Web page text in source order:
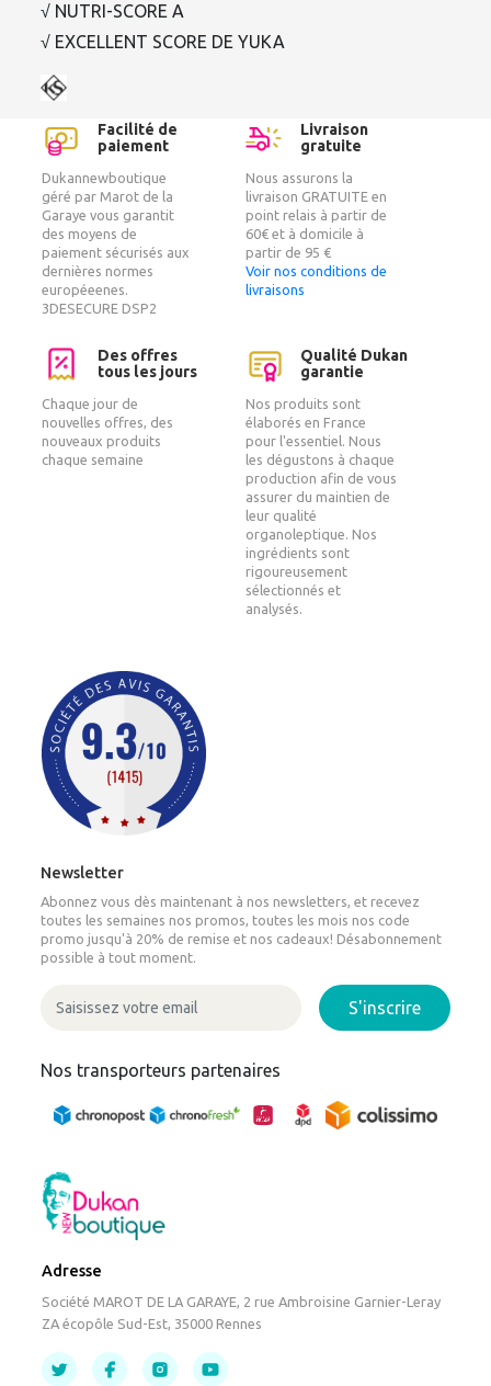
√ NUTRI-SCORE A
√ EXCELLENT SCORE DE YUKA
Facilité de
paiement
Dukannewboutique
géré par Marot de la
Garaye vous garantit
des moyens de
paiement sécurisés aux
dernières normes
européeenes.
3DESECURE DSP2
Livraison
gratuite
Nous assurons la
livraison GRATUITE en
point relais à partir de
60€ et à domicile à
partir de 95 €
Voir nos conditions de
livraisons
Des offres
tous les jours
Chaque jour de
nouvelles offres, des
nouveaux produits
chaque semaine
Qualité Dukan
garantie
Nos produits sont
élaborés en France
pour l'essentiel. Nous
les dégustons à chaque
production afin de vous
assurer du maintien de
leur qualité
organoleptique. Nos
ingrédients sont
rigoureusement
sélectionnés et
analysés.
Newsletter
Abonnez vous dès maintenant à nos newsletters, et recevez
toutes les semaines nos promos, toutes les mois nos code
promo jusqu'à 20% de remise et nos cadeaux! Désabonnement
possible à tout moment.
S'inscrire
Nos transporteurs partenaires
Adresse
Société MAROT DE LA GARAYE, 2 rue Ambroisine Garnier-Leray
ZA écopôle Sud-Est, 35000 Rennes